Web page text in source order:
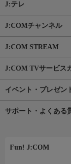
J:テレ
J:COMチャンネル
J:COM STREAM
J:COM TVサービス
イベント・プレゼン
サポート・よくある
Fun! J:COM